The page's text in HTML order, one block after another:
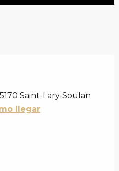
Saint-Lary-Soulan
llegar